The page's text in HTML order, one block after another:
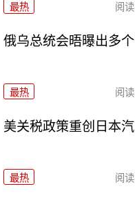
最热 阅读
俄乌总统会晤曝出多
最热 阅读
美关税政策重创日本
最热 阅读